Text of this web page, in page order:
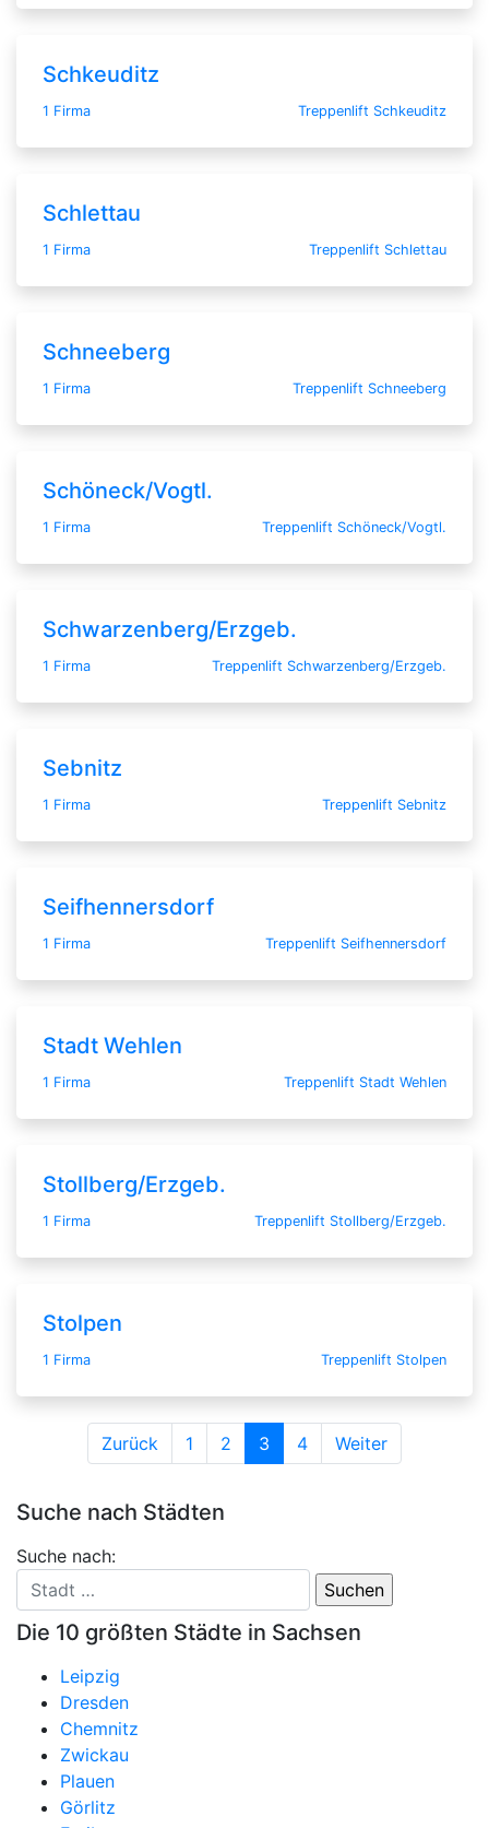
Schkeuditz
1 Firma Treppenlift Schkeuditz
Schlettau
1 Firma Treppenlift Schlettau
Schneeberg
1 Firma Treppenlift Schneeberg
Schöneck/Vogtl.
1 Firma Treppenlift Schöneck/Vogtl.
Schwarzenberg/Erzgeb.
1 Firma Treppenlift Schwarzenberg/Erzgeb.
Sebnitz
1 Firma Treppenlift Sebnitz
Seifhennersdorf
1 Firma Treppenlift Seifhennersdorf
Stadt Wehlen
1 Firma Treppenlift Stadt Wehlen
Stollberg/Erzgeb.
1 Firma Treppenlift Stollberg/Erzgeb.
Stolpen
1 Firma Treppenlift Stolpen
Zurück 1 2 3 4 Weiter
Suche nach Städten
Suche nach:
Die 10 größten Städte in Sachsen
Leipzig
Dresden
Chemnitz
Zwickau
Plauen
Görlitz